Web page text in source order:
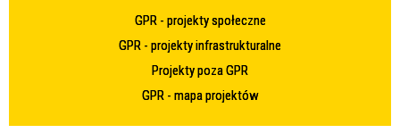
GPR - projekty społeczne
GPR - projekty infrastrukturalne
Projekty poza GPR
GPR - mapa projektów